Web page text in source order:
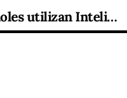
Más de 600 municipios españoles utilizan Inteligencia Artificial para la gestión turística